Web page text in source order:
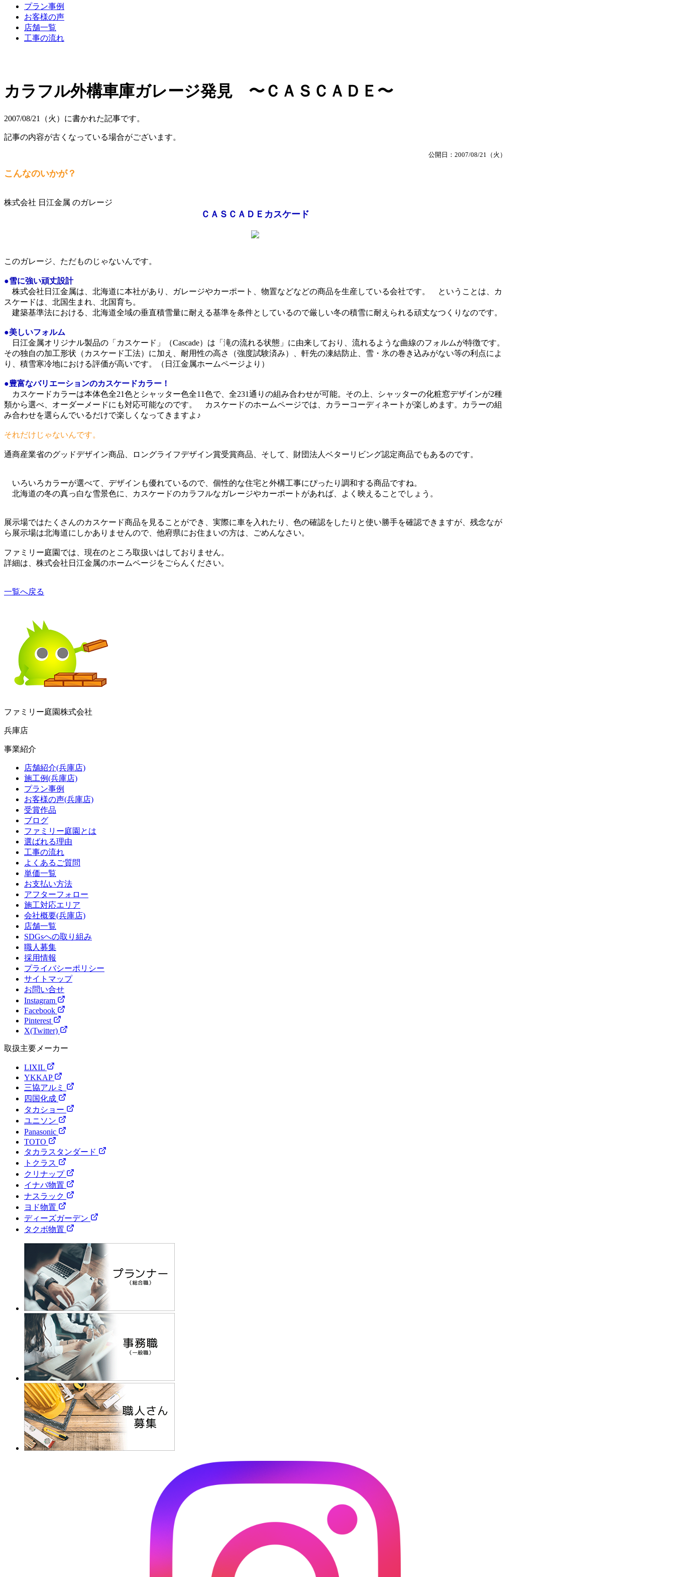
プラン事例
お客様の声
店舗一覧
工事の流れ
カラフル外構車庫ガレージ発見 〜ＣＡＳＣＡＤＥ〜
2007/08/21（火）に書かれた記事です。
記事の内容が古くなっている場合がございます。
公開日：2007/08/21（火）
こんなのいかが？
株式会社 日江金属 のガレージ
ＣＡＳＣＡＤＥカスケード
このガレージ、ただものじゃないんです。
●雪に強い頑丈設計
株式会社日江金属は、北海道に本社があり、ガレージやカーポート、物置などなどの商品を生産している会社です。 ということは、カ
スケードは、北国生まれ、北国育ち。
建築基準法における、北海道全域の垂直積雪量に耐える基準を条件としているので厳しい冬の積雪に耐えられる頑丈なつくりなのです。
●美しいフォルム
日江金属オリジナル製品の「カスケード」（Cascade）は「滝の流れる状態」に由来しており、流れるような曲線のフォルムが特徴です。
その独自の加工形状（カスケード工法）に加え、耐用性の高さ（強度試験済み）、軒先の凍結防止、雪・氷の巻き込みがない等の利点によ
り、積雪寒冷地における評価が高いです。（日江金属ホームページより）
●豊富なバリエーションのカスケードカラー！
カスケードカラーは本体色全21色とシャッター色全11色で、全231通りの組み合わせが可能。その上、シャッターの化粧窓デザインが2種
類から選べ、オーダーメードにも対応可能なのです。 カスケードのホームページでは、カラーコーディネートが楽しめます。カラーの組
み合わせを選らんでいるだけで楽しくなってきますよ♪
それだけじゃないんです。
通商産業省のグッドデザイン商品、ロングライフデザイン賞受賞商品、そして、財団法人ベターリビング認定商品でもあるのです。
いろいろカラーが選べて、デザインも優れているので、個性的な住宅と外構工事にぴったり調和する商品ですね。
北海道の冬の真っ白な雪景色に、カスケードのカラフルなガレージやカーポートがあれば、よく映えることでしょう。
展示場ではたくさんのカスケード商品を見ることができ、実際に車を入れたり、色の確認をしたりと使い勝手を確認できますが、残念なが
ら展示場は北海道にしかありませんので、他府県にお住まいの方は、ごめんなさい。
ファミリー庭園では、現在のところ取扱いはしておりません。
詳細は、株式会社日江金属のホームページをごらんください。
一覧へ戻る
ファミリー庭園株式会社
兵庫店
事業紹介
店舗紹介(兵庫店)
施工例(兵庫店)
プラン事例
お客様の声(兵庫店)
受賞作品
ブログ
ファミリー庭園とは
選ばれる理由
工事の流れ
よくあるご質問
単価一覧
お支払い方法
アフターフォロー
施工対応エリア
会社概要(兵庫店)
店舗一覧
SDGsへの取り組み
職人募集
採用情報
プライバシーポリシー
サイトマップ
お問い合せ
Instagram
Facebook
Pinterest
X(Twitter)
取扱主要メーカー
LIXIL
YKKAP
三協アルミ
四国化成
タカショー
ユニソン
Panasonic
TOTO
タカラスタンダード
トクラス
クリナップ
イナバ物置
ナスラック
ヨド物置
ディーズガーデン
タクボ物置